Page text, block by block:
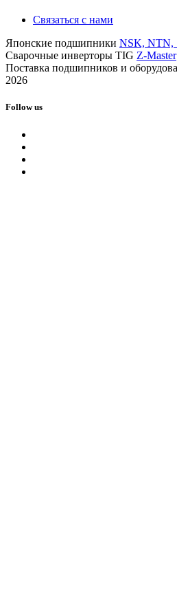
Связаться с нами
Японские подшипники NSK, NTN,
Сварочные инверторы TIG Z-Master
Поставка подшипников и
2026
Follow us